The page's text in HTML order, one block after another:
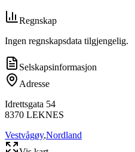
Regnskap
Ingen regnskapsdata tilgjengelig.
Selskapsinformasjon
Adresse
Idrettsgata 54
8370 LEKNES
Vestvågøy,Nordland